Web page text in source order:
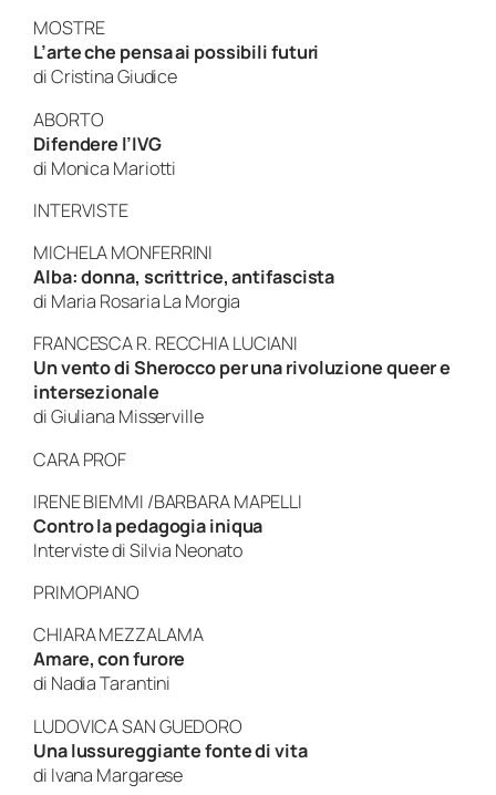
MOSTRE
L’arte che pensa ai possibili futuri
di Cristina Giudice
ABORTO
Difendere l’IVG
di Monica Mariotti
INTERVISTE
MICHELA MONFERRINI
Alba: donna, scrittrice, antifascista
di Maria Rosaria La Morgia
FRANCESCA R. RECCHIA LUCIANI
Un vento di Sherocco per una rivoluzione queer e
intersezionale
di Giuliana Misserville
CARA PROF
IRENE BIEMMI /BARBARA MAPELLI
Contro la pedagogia iniqua
Interviste di Silvia Neonato
PRIMOPIANO
CHIARA MEZZALAMA
Amare, con furore
di Nadia Tarantini
LUDOVICA SAN GUEDORO
Una lussureggiante fonte di vita
di Ivana Margarese